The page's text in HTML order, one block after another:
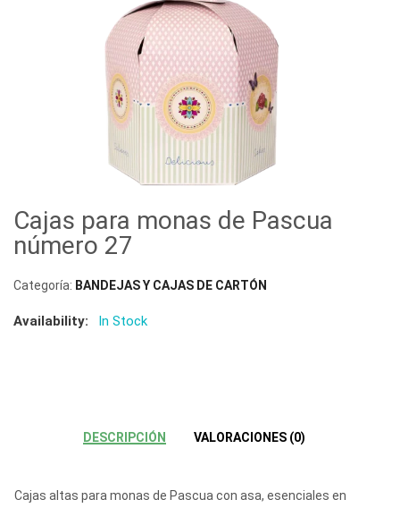
Cajas para monas de Pascua
número 27
Categoría: BANDEJAS Y CAJAS DE CARTÓN
Availability: In Stock
DESCRIPCIÓN VALORACIONES (0)
Cajas altas para monas de Pascua con asa, esenciales en